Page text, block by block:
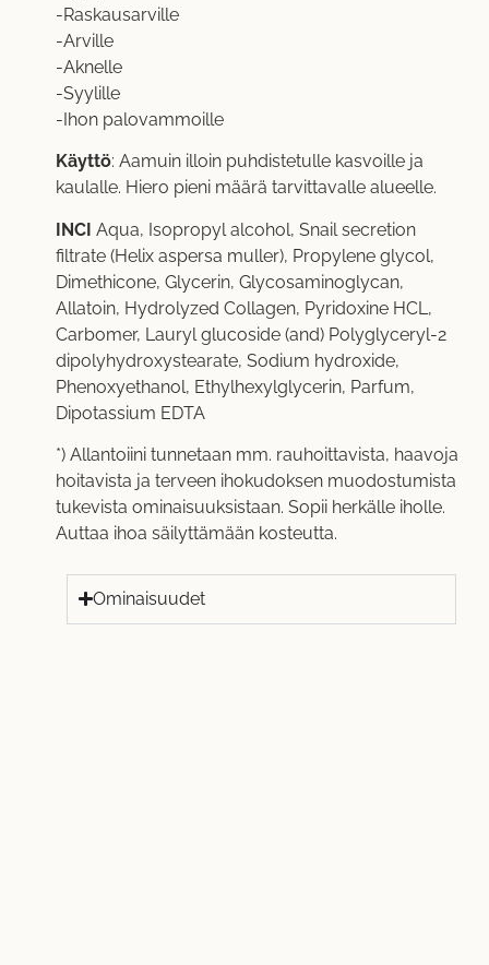
-Raskausarville
-Arville
-Aknelle
-Syylille
-Ihon palovammoille
Käyttö: Aamuin illoin puhdistetulle kasvoille ja
kaulalle. Hiero pieni määrä tarvittavalle alueelle.
INCI Aqua, Isopropyl alcohol, Snail secretion
filtrate (Helix aspersa muller), Propylene glycol,
Dimethicone, Glycerin, Glycosaminoglycan,
Allatoin, Hydrolyzed Collagen, Pyridoxine HCL,
Carbomer, Lauryl glucoside (and) Polyglyceryl-2
dipolyhydroxystearate, Sodium hydroxide,
Phenoxyethanol, Ethylhexylglycerin, Parfum,
Dipotassium EDTA
*) Allantoiini tunnetaan mm. rauhoittavista, haavoja
hoitavista ja terveen ihokudoksen muodostumista
tukevista ominaisuuksistaan. Sopii herkälle iholle.
Auttaa ihoa säilyttämään kosteutta.
Ominaisuudet